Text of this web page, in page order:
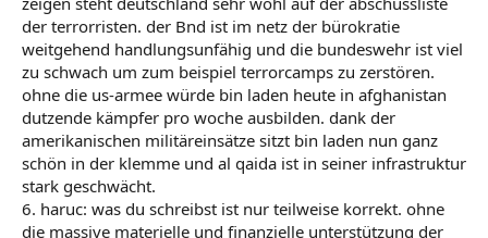
der terrorristen. der Bnd ist im netz der bürokratie
weitgehend handlungsunfähig und die bundeswehr ist viel
zu schwach um zum beispiel terrorcamps zu zerstören.
ohne die us-armee würde bin laden heute in afghanistan
dutzende kämpfer pro woche ausbilden. dank der
amerikanischen militäreinsätze sitzt bin laden nun ganz
schön in der klemme und al qaida ist in seiner infrastruktur
stark geschwächt.
6. haruc: was du schreibst ist nur teilweise korrekt. ohne
die massive materielle und finanzielle unterstützung der